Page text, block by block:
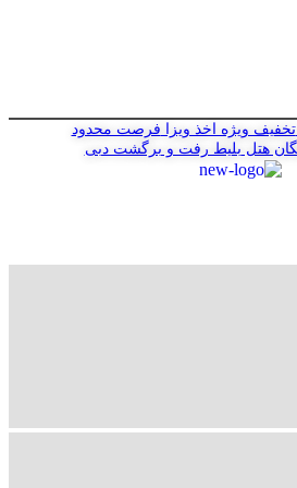
تخفیف ویژه اخذ ویزا فرصت محدود
بلیط رفت و برگشت دبی